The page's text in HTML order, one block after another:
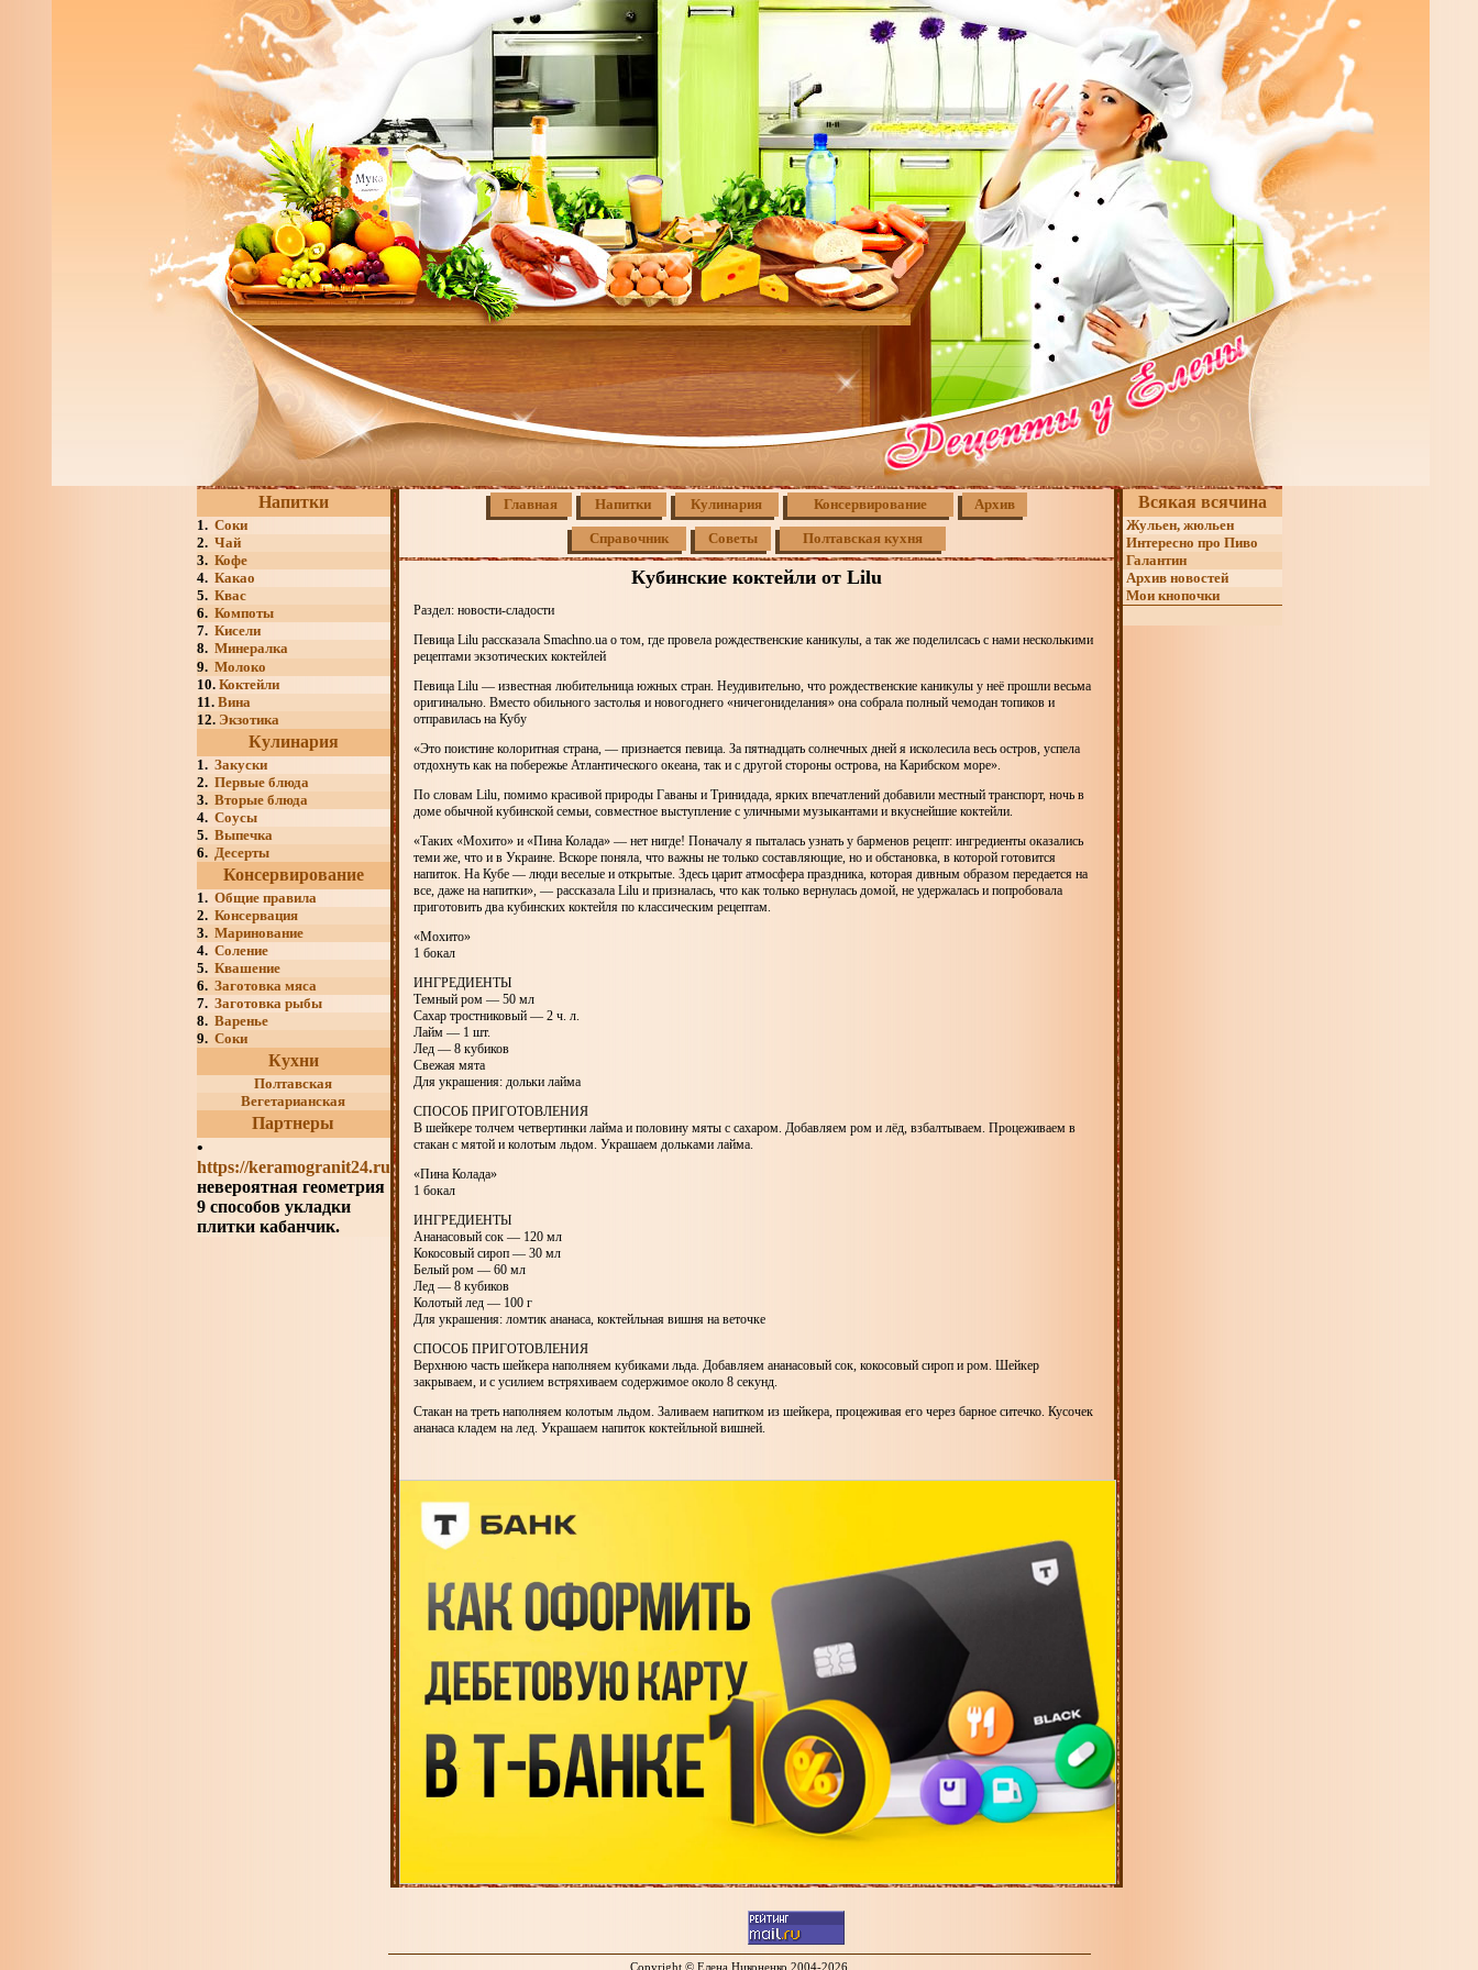
Напитки
1. Соки
2. Чай
3. Кофе
4. Какао
5. Квас
6. Компоты
7. Кисели
8. Минералка
9. Молоко
10. Коктейли
11. Вина
12. Экзотика
Кулинария
1. Закуски
2. Первые блюда
3. Вторые блюда
4. Соусы
5. Выпечка
6. Десерты
Консервирование
1. Общие правила
2. Консервация
3. Маринование
4. Соление
5. Квашение
6.Заготовка мяса
7. Заготовка рыбы
8. Варенье
9. Соки
Кухни
Полтавская
Вегетарианская
Партнеры
•
https://keramogranit24.ru
невероятная геометрия
9 способов укладки
плитки кабанчик.
Главная Напитки Кулинария Консервирование Архив
Справочник Советы Полтавская кухня
Кубинские коктейли от Lilu
Раздел: новости-сладости
Певица Lilu рассказала Smachno.ua о том, где провела рождественские каникулы, а так же поделилсась с нами несколькими
рецептами экзотических коктейлей
Певица Lilu — известная любительница южных стран. Неудивительно, что рождественские каникулы у неё прошли весьма
оригинально. Вместо обильного застолья и новогоднего «ничегониделания» она собрала полный чемодан топиков и
отправилась на Кубу
«Это поистине колоритная страна, — признается певица. За пятнадцать солнечных дней я исколесила весь остров, успела
отдохнуть как на побережье Атлантического океана, так и с другой стороны острова, на Карибском море».
По словам Lilu, помимо красивой природы Гаваны и Тринидада, ярких впечатлений добавили местный транспорт, ночь в
доме обычной кубинской семьи, совместное выступление с уличными музыкантами и вкуснейшие коктейли.
«Таких «Мохито» и «Пина Колада» — нет нигде! Поначалу я пыталась узнать у барменов рецепт: ингредиенты оказались
теми же, что и в Украине. Вскоре поняла, что важны не только составляющие, но и обстановка, в которой готовится
напиток. На Кубе — люди веселые и открытые. Здесь царит атмосфера праздника, которая дивным образом передается на
все, даже на напитки», — рассказала Lilu и призналась, что как только вернулась домой, не удержалась и попробовала
приготовить два кубинских коктейля по классическим рецептам.
«Мохито»
1 бокал
ИНГРЕДИЕНТЫ
Темный ром — 50 мл
Сахар тростниковый — 2 ч. л.
Лайм — 1 шт.
Лед — 8 кубиков
Свежая мята
Для украшения: дольки лайма
СПОСОБ ПРИГОТОВЛЕНИЯ
В шейкере толчем четвертинки лайма и половину мяты с сахаром. Добавляем ром и лёд, взбалтываем. Процеживаем в
стакан с мятой и колотым льдом. Украшаем дольками лайма.
«Пина Колада»
1 бокал
ИНГРЕДИЕНТЫ
Ананасовый сок — 120 мл
Кокосовый сироп — 30 мл
Белый ром — 60 мл
Лед — 8 кубиков
Колотый лед — 100 г
Для украшения: ломтик ананаса, коктейльная вишня на веточке
СПОСОБ ПРИГОТОВЛЕНИЯ
Верхнюю часть шейкера наполняем кубиками льда. Добавляем ананасовый сок, кокосовый сироп и ром. Шейкер
закрываем, и с усилием встряхиваем содержимое около 8 секунд.
Стакан на треть наполняем колотым льдом. Заливаем напитком из шейкера, процеживая его через барное ситечко. Кусочек
ананаса кладем на лед. Украшаем напиток коктейльной вишней.
Всякая всячина
Жульен, жюльен
Интересно про Пиво
Галантин
Архив новостей
Мои кнопочки
Copyright © Елена Никоненко 2004-2026